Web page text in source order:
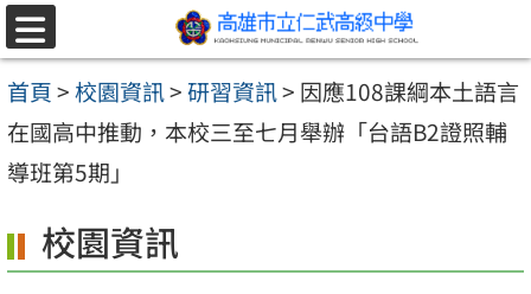
跳至主要內容區
選
單
首頁>校園資訊>研習資訊> 因應108課綱本土語言
在國高中推動，本校三至七月舉辦「台語B2證照輔
導班第5期」
校園資訊